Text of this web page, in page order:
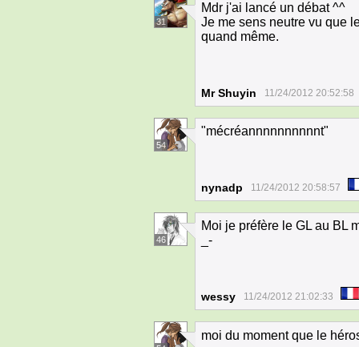
31
Mdr j'ai lancé un débat ^^
Je me sens neutre vu que
quand même.
Mr Shuyin 11/24/2012 20:52:58
54
"mécréannnnnnnnnnt"
nynadp 11/24/2012 20:58:57
46
Moi je préfère le GL au BL
_-
wessy 11/24/2012 21:02:33
moi du moment que le